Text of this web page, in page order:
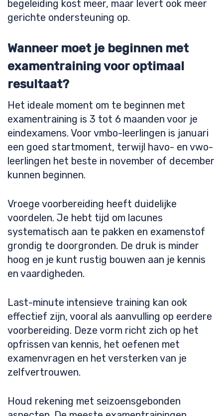
begeleiding kost meer, maar levert ook meer
gerichte ondersteuning op.
Wanneer moet je beginnen met
examentraining voor optimaal
resultaat?
Het ideale moment om te beginnen met
examentraining is 3 tot 6 maanden voor je
eindexamens. Voor vmbo-leerlingen is januari
een goed startmoment, terwijl havo- en vwo-
leerlingen het beste in november of december
kunnen beginnen.
Vroege voorbereiding heeft duidelijke
voordelen. Je hebt tijd om lacunes
systematisch aan te pakken en examenstof
grondig te doorgronden. De druk is minder
hoog en je kunt rustig bouwen aan je kennis
en vaardigheden.
Last-minute intensieve training kan ook
effectief zijn, vooral als aanvulling op eerdere
voorbereiding. Deze vorm richt zich op het
opfrissen van kennis, het oefenen met
examenvragen en het versterken van je
zelfvertrouwen.
Houd rekening met seizoensgebonden